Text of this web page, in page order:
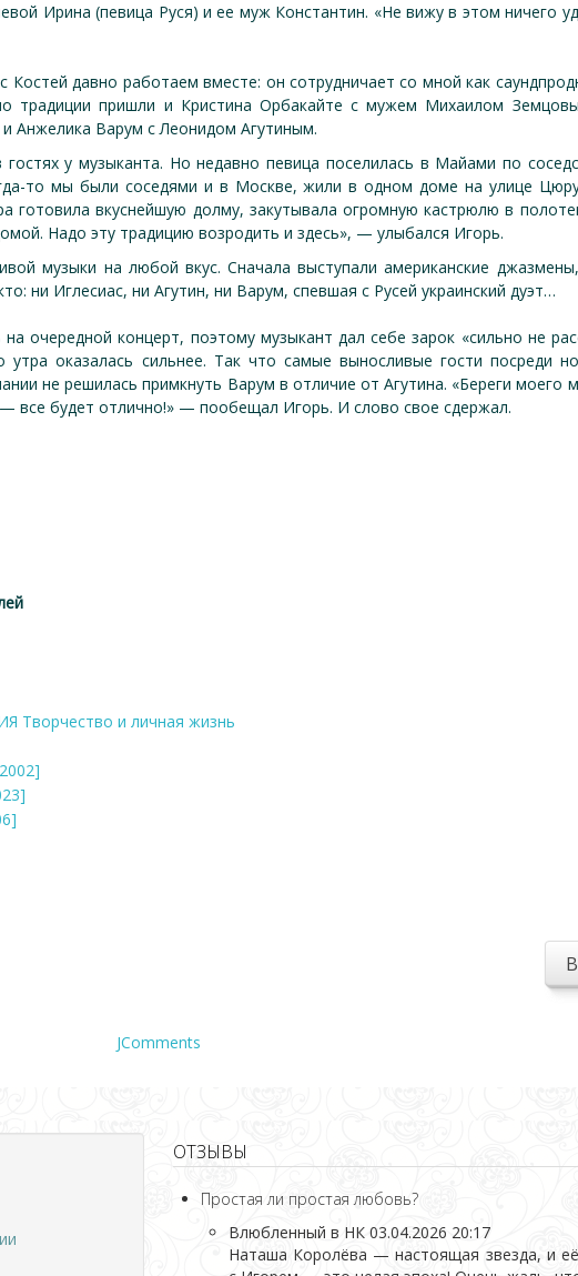
Ирина (певица Руся) и ее муж Константин. «Не вижу в этом ничего
давно работаем вместе: он сотрудничает со мной как
традиции пришли и Кристина Орбакайте с мужем Михаилом
и Анжелика Варум с Леонидом Агутиным.
у музыканта. Но недавно певица поселилась в Майами по
то мы были соседями и в Москве, жили в одном доме на улице
готовила вкуснейшую долму, закутывала огромную кастрюлю в
Надо эту традицию возродить и здесь», — улыбался Игорь.
музыки на любой вкус. Сначала выступали американские
ни Иглесиас, ни Агутин, ни Варум, спевшая с Русей украинский дуэт…
очередной концерт, поэтому музыкант дал себе зарок «сильно не
оказалась сильнее. Так что самые выносливые гости посреди
не решилась примкнуть Варум в отличие от Агутина. «Береги моего
все будет отлично!» — пообещал Игорь. И слово свое сдержал.
и личная жизнь
JComments
ОТЗЫВЫ
Простая ли простая любовь?
Влюбленный в НК 03.04.2026 20:17
Наташа Королёва — настоящая звезда, и